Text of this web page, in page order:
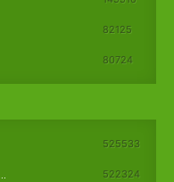
82125
80724
525533
522324